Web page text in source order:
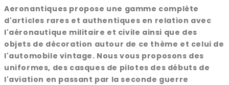
Aeronantiques propose une gamme complète
d'articles rares et authentiques en relation avec
l'aéronautique militaire et civile ainsi que des
objets de décoration autour de ce thème et celui de
l'automobile vintage. Nous vous proposons des
uniformes, des casques de pilotes des débuts de
l'aviation en passant par la seconde guerre